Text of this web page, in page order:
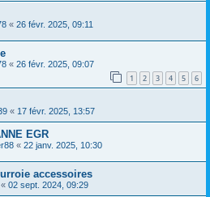
« 26 févr. 2025, 09:11
« 26 févr. 2025, 09:07
1 2 3 4 5 6
« 17 févr. 2025, 13:57
EGR
« 22 janv. 2025, 10:30
accessoires
« 02 sept. 2024, 09:29